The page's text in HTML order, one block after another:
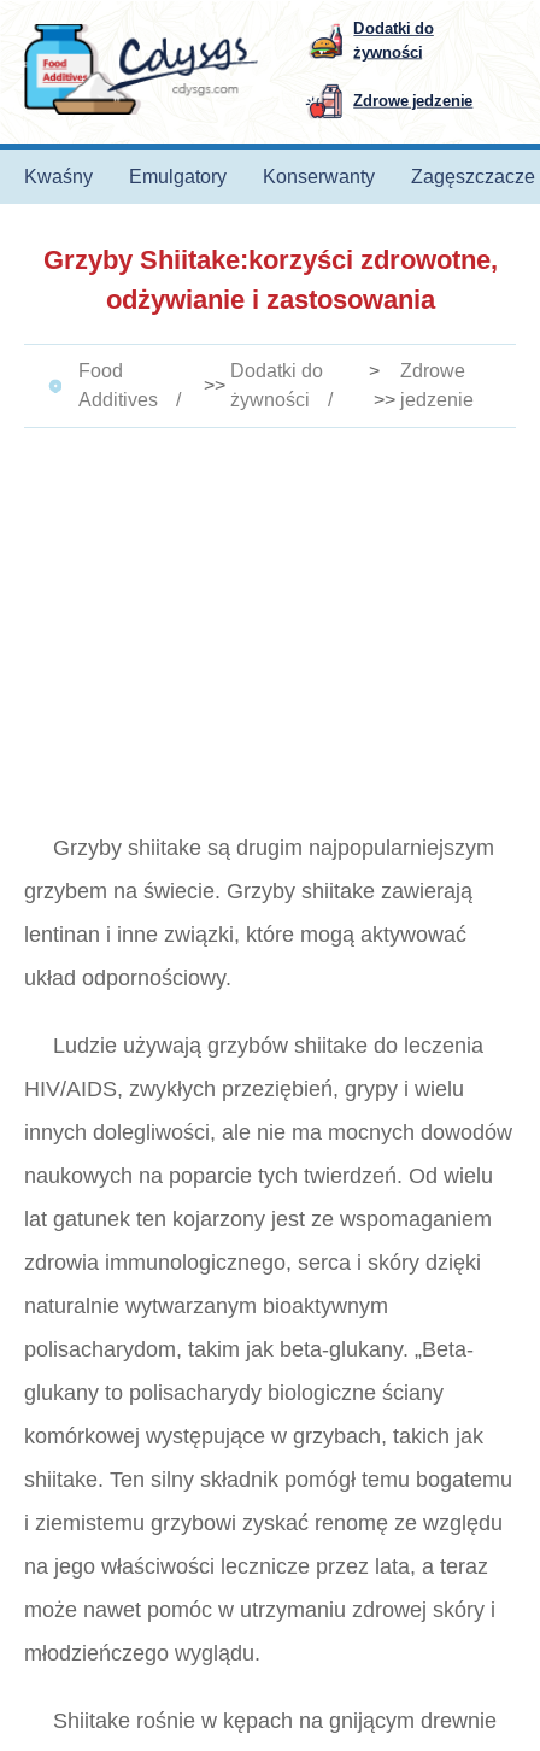
Dodatki do
żywności
Zdrowe jedzenie
Kwaśny Emulgatory Konserwanty Zagęszczacze
Grzyby Shiitake:korzyści zdrowotne,
odżywianie i zastosowania
Food
Additives
>>
Dodatki do
żywności
>
>>
Zdrowe
jedzenie
Grzyby shiitake są drugim najpopularniejszym
grzybem na świecie. Grzyby shiitake zawierają
lentinan i inne związki, które mogą aktywować
układ odpornościowy.
Ludzie używają grzybów shiitake do leczenia
HIV/AIDS, zwykłych przeziębień, grypy i wielu
innych dolegliwości, ale nie ma mocnych dowodów
naukowych na poparcie tych twierdzeń. Od wielu
lat gatunek ten kojarzony jest ze wspomaganiem
zdrowia immunologicznego, serca i skóry dzięki
naturalnie wytwarzanym bioaktywnym
polisacharydom, takim jak beta-glukany. „Beta-
glukany to polisacharydy biologiczne ściany
komórkowej występujące w grzybach, takich jak
shiitake. Ten silny składnik pomógł temu bogatemu
i ziemistemu grzybowi zyskać renomę ze względu
na jego właściwości lecznicze przez lata, a teraz
może nawet pomóc w utrzymaniu zdrowej skóry i
młodzieńczego wyglądu.
Shiitake rośnie w kępach na gnijącym drewnie